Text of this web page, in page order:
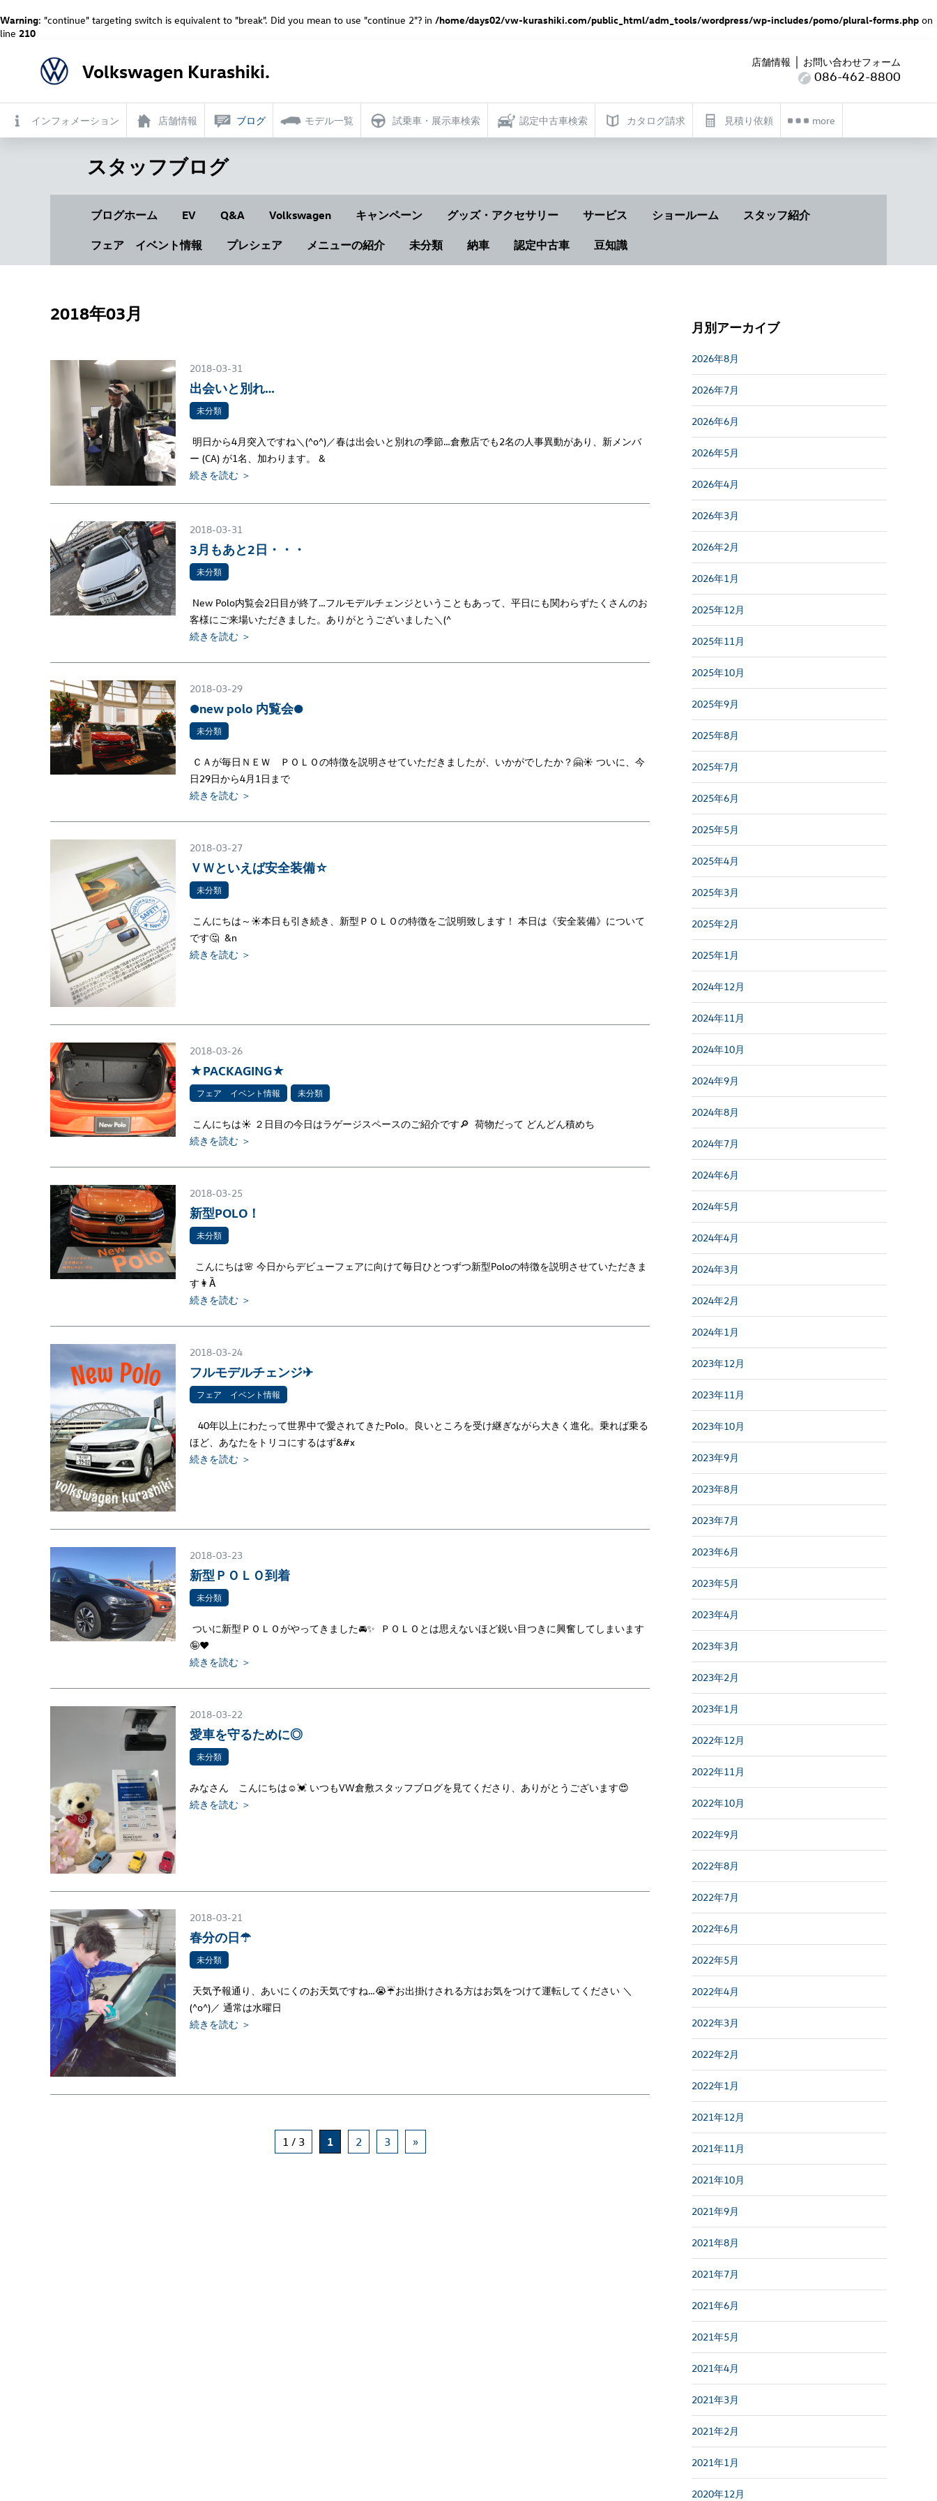
Warning: "continue" targeting switch is equivalent to "break". Did you mean to use "continue 2"? in /home/days02/vw-kurashiki.com/public_html/adm_tools/wordpress/wp-includes/pomo/plural-forms.php on
line 210
Volkswagen Kurashiki.
インフォメーション 店舗情報 ブログ モデル一覧 試乗車・展示車検索 認定中古車検索 カタログ請求 見積り依頼 more
店舗情報 ｜ お問い合わせフォーム
086-462-8800
スタッフブログ
ブログホーム EV Q&A Volkswagen キャンペーン グッズ・アクセサリー サービス ショールーム スタッフ紹介
フェア イベント情報 プレシェア メニューの紹介 未分類 納車 認定中古車 豆知識
2018年03月
2018-03-31
出会いと別れ…
未分類
明日から4月突入ですね＼(^o^)／春は出会いと別れの季節…倉敷店でも2名の人事異動があり、新メンバ
ー (CA) が1名、加わります。 &
続きを読む ＞
2018-03-31
3月もあと2日・・・
未分類
New Polo内覧会2日目が終了…フルモデルチェンジということもあって、平日にも関わらずたくさんのお
客様にご来場いただきました。ありがとうございました＼(^
続きを読む ＞
2018-03-29
●new polo 内覧会●
未分類
ＣＡが毎日ＮＥＷ ＰＯＬＯの特徴を説明させていただきましたが、いかがでしたか？🤗☀ ついに、今
日29日から4月1日まで
続きを読む ＞
2018-03-27
ＶＷといえば安全装備☆
未分類
こんにちは～☀本日も引き続き、新型ＰＯＬＯの特徴をご説明致します！ 本日は《安全装備》について
です🤔 &n
続きを読む ＞
2018-03-26
★PACKAGING★
フェア イベント情報 未分類
こんにちは☀ ２日目の今日はラゲージスペースのご紹介です🔎 荷物だって どんどん積めち
続きを読む ＞
2018-03-25
新型POLO！
未分類
こんにちは🌸 今日からデビューフェアに向けて毎日ひとつずつ新型Poloの特徴を説明させていただきま
す👩Ȁ
続きを読む ＞
2018-03-24
フルモデルチェンジ✈
フェア イベント情報
40年以上にわたって世界中で愛されてきたPolo。良いところを受け継ぎながら大きく進化。乗れば乗る
ほど、あなたをトリコにするはず&#x
続きを読む ＞
2018-03-23
新型ＰＯＬＯ到着
未分類
ついに新型ＰＯＬＯがやってきました🚘✨ ＰＯＬＯとは思えないほど鋭い目つきに興奮してしまいます
🤪❤
続きを読む ＞
2018-03-22
愛車を守るために◎
未分類
みなさん こんにちは☺💓 いつもVW倉敷スタッフブログを見てくださり、ありがとうございます😍
続きを読む ＞
2018-03-21
春分の日☂
未分類
天気予報通り、あいにくのお天気ですね…😭☔お出掛けされる方はお気をつけて運転してください ＼
(^o^)／ 通常は水曜日
続きを読む ＞
1 / 3 1 2 3 »
月別アーカイブ
2026年8月
2026年7月
2026年6月
2026年5月
2026年4月
2026年3月
2026年2月
2026年1月
2025年12月
2025年11月
2025年10月
2025年9月
2025年8月
2025年7月
2025年6月
2025年5月
2025年4月
2025年3月
2025年2月
2025年1月
2024年12月
2024年11月
2024年10月
2024年9月
2024年8月
2024年7月
2024年6月
2024年5月
2024年4月
2024年3月
2024年2月
2024年1月
2023年12月
2023年11月
2023年10月
2023年9月
2023年8月
2023年7月
2023年6月
2023年5月
2023年4月
2023年3月
2023年2月
2023年1月
2022年12月
2022年11月
2022年10月
2022年9月
2022年8月
2022年7月
2022年6月
2022年5月
2022年4月
2022年3月
2022年2月
2022年1月
2021年12月
2021年11月
2021年10月
2021年9月
2021年8月
2021年7月
2021年6月
2021年5月
2021年4月
2021年3月
2021年2月
2021年1月
2020年12月